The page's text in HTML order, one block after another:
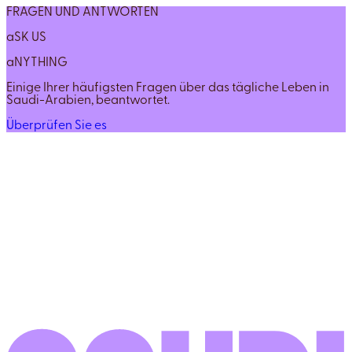
FRAGEN UND ANTWORTEN
aSK US
aNYTHING
Einige Ihrer häufigsten Fragen über das tägliche Leben in
Saudi-Arabien, beantwortet.
Überprüfen Sie es